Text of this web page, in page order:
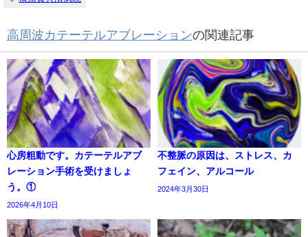
高周波カテーテルアブレーションの関連記事
心房粗動です。カテーテルアブ
レーション手術を受けましょ
う。①
2026年4月10日
不整脈の原因は、ストレス、カ
フェイン、アルコール
2024年3月30日